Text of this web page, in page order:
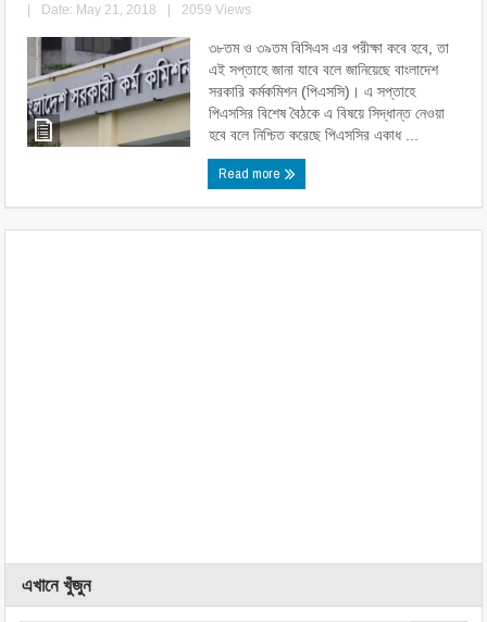
Date: May 21, 2018 2059 Views
৩৮তম ও ৩৯তম বিসিএস এর পরীক্ষা কবে হবে, তা
এই সপ্তাহে জানা যাবে বলে জানিয়েছে বাংলাদেশ
সরকারি কর্মকমিশন (পিএসসি)। এ সপ্তাহে
পিএসসির বিশেষ বৈঠকে এ বিষয়ে সিদ্ধান্ত নেওয়া
হবে বলে নিশ্চিত করেছে পিএসসির একাধ ...
Read more
এখানে খুঁজুন